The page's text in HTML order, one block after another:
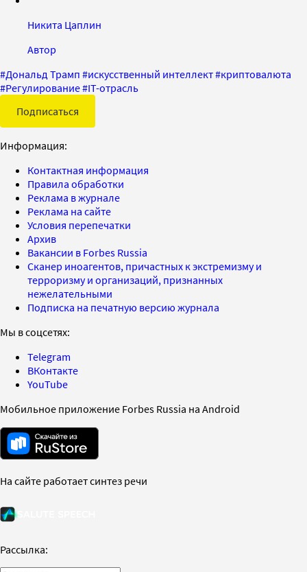
Никита Цаплин
Автор
#Дональд Трамп #искусственный интеллект#криптовалюта
#Регулирование#IT-отрасль
Подписаться
Информация:
Контактная информация
Правила обработки
Реклама в журнале
Реклама на сайте
Условия перепечатки
Архив
Вакансии в Forbes Russia
Сканер иноагентов, причастных к экстремизму и
терроризму и организаций, признанных
нежелательными
Подписка на печатную версию журнала
Мы в соцсетях:
Telegram
ВКонтакте
YouTube
Мобильное приложение Forbes Russia на Android
На сайте работает синтез речи
Рассылка: